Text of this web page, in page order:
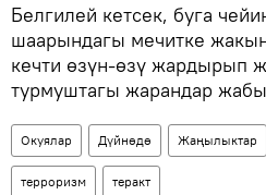
Белгилей кетсек, буга
шаарындагы мечитке
кечти өзүн-өзү жардырып
турмуштагы жарандар
Окуялар Дүйнөдө Жаңылыктар
терроризм теракт